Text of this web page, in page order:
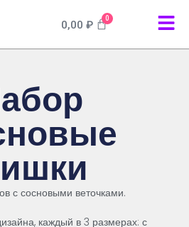
0,00 ₽
0
с сосновыми веточками.
каждый в 3 размерах: с